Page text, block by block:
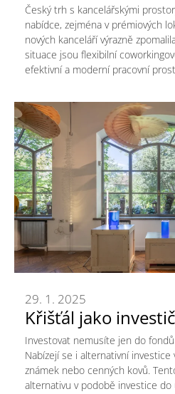
Český trh s kancelářskými
nabídce, zejména v prémiových
nových kanceláří výrazně
situace jsou flexibilní
efektivní a moderní pracovní
Křišťál jako
29. 1. 2025
Investovat nemusíte jen do
Nabízejí se i alternativní investice
známek nebo cenných kovů.
alternativu v podobě investice